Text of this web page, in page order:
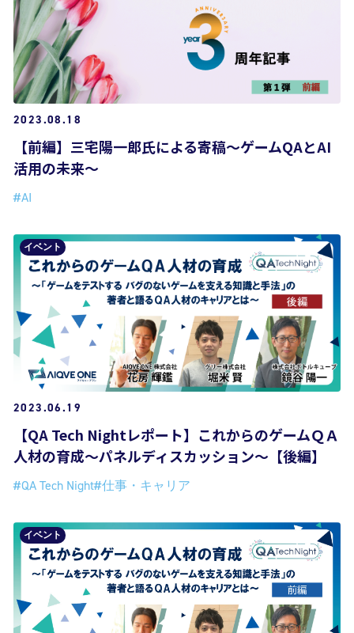
2023.08.18
【前編】三宅陽一郎氏による寄稿～ゲームQAとAI
活用の未来～
#AI
イベント
2023.06.19
【QA Tech Nightレポート】これからのゲームＱＡ
人材の育成～パネルディスカッション～【後編】
#QA Tech Night#仕事・キャリア
イベント